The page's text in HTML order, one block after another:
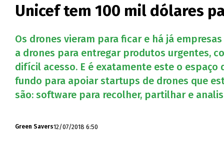
Unicef tem 100 mil dólares
Os drones vieram para ficar e há já
a drones para entregar produtos urgentes,
difícil acesso. E é exatamente este o espaço
fundo para apoiar startups de drones que
são: software para recolher, partilhar e
Green Savers12/07/2018 6:50